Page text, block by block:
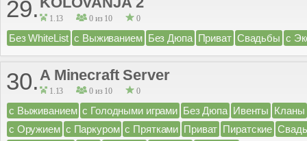
29. 1.13 0 из 10 0
Без WhiteList с Выживанием Без Дюпа Приват Свадьбы с
30.A Minecraft Server
1.13 0 из 10 0
с Выживанием с Голодными играми Без Дюпа Ивенты Кланы
с Оружием с Паркуром с Прятками Приват Пиратские